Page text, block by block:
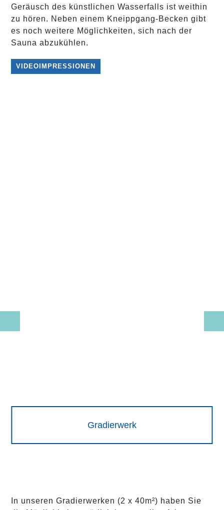
Geräusch des künstlichen Wasserfalls ist weithin
zu hören. Neben einem Kneippgang-Becken gibt
es noch weitere Möglichkeiten, sich nach der
Sauna abzukühlen.
VIDEOIMPRESSIONEN
Gradierwerk
In unseren Gradierwerken (2 x 40m²) haben Sie